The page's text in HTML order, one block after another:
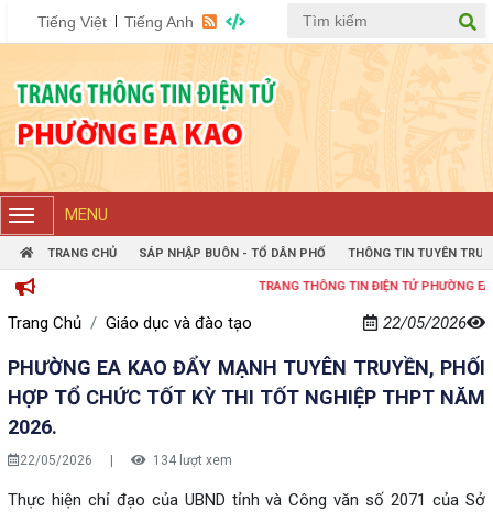
Tiếng Việt Tiếng Anh
MENU
TRANG CHỦ SÁP NHẬP BUÔN - TỔ DÂN PHỐ THÔNG TIN TUYÊN
TRANG THÔNG TIN ĐIỆN TỬ PHƯỜNG EAKAO
Trang Chủ Giáo dục và đào tạo 22/05/2026
PHƯỜNG EA KAO ĐẨY MẠNH TUYÊN TRUYỀN, PHỐI
HỢP TỔ CHỨC TỐT KỲ THI TỐT NGHIỆP THPT NĂM
2026.
22/05/2026 134 lượt xem
Thực hiện chỉ đạo của UBND tỉnh và Công văn số 2071 của Sở